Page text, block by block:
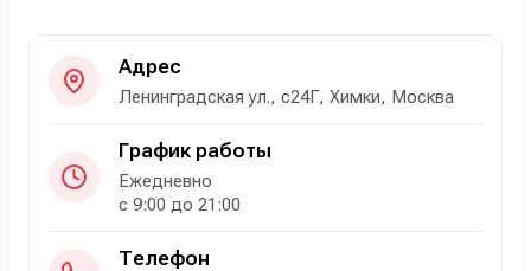
Адрес
Ленинградская ул., с24Г, Химки, Москва
График работы
Ежедневно
с 9:00 до 21:00
Телефон